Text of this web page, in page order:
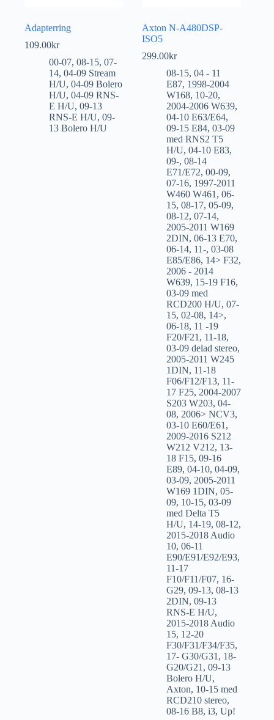
Adapterring
109.00kr
00-07, 08-15, 07-
14, 04-09 Stream
H/U, 04-09 Bolero
H/U, 04-09 RNS-
E H/U, 09-13
RNS-E H/U, 09-
13 Bolero H/U
Axton N-A480DSP-
ISO5
299.00kr
08-15,04 - 11
E87, 1998-2004
W168, 10-20,
2004-2006 W639,
04-10 E63/E64,
09-15 E84,03-09
med RNS2 T5
H/U,04-10 E83,
09-,08-14
E71/E72,00-09,
07-16, 1997-2011
W460 W461 ,06-
15,08-17,05-09,
08-12,07-14,
2005-2011 W169
2DIN,06-13 E70,
06-14, 11-,03-08
E85/E86, 14> F32,
2006 - 2014
W639, 15-19 F16,
03-09 med
RCD200 H/U,07-
15,02-08, 14>,
06-18, 11 -19
F20/F21 , 11-18,
03-09 delad stereo,
2005-2011 W245
1DIN, 11-18
F06/F12/F13, 11-
17 F25, 2004-2007
S203 W203,04-
08, 2006> NCV3,
03-10 E60/E61 ,
2009-2016 S212
W212 V212, 13-
18 F15,09-16
E89,04-10,04-09,
03-09, 2005-2011
W169 1DIN,05-
09, 10-15,03-09
med Delta T5
H/U, 14-19,08-12,
2015-2018 Audio
10,06-11
E90/E91/E92/E93,
11-17
F10/F11/F07, 16-
G29,09-13,08-13
2DIN,09-13
RNS-E H/U,
2015-2018 Audio
15, 12-20
F30/F31/F34/F35,
17- G30/G31 , 18-
G20/G21 ,09-13
Bolero H/U,
Axton, 10-15 med
RCD210 stereo,
08-16 B8,i3,Up!